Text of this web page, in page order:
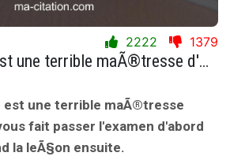
2222 1379
L'expÃ©rience est une terrible maÃ®tresse d'Ã©cole, elle vous fait passer l'examen d'abord et vous apprend la leÃ§on ensuite.
une terrible maÃ®tresse
fait passer l'examen d'abord
la leÃ§on ensuite.